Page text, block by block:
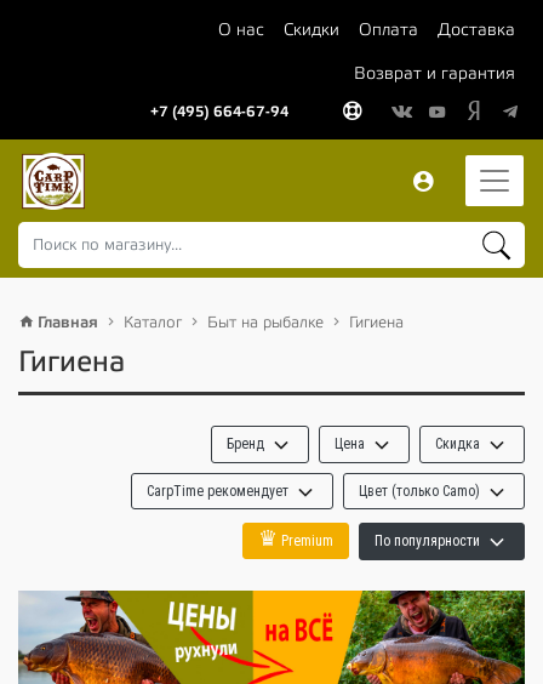
О нас Скидки Оплата Доставка
Возврат и гарантия
+7 (495) 664-67-94
Главная Каталог Быт на рыбалке Гигиена
Гигиена
Бренд Цена Скидка
CarpTime рекомендует Цвет (только Camo)
♛ Premium По популярности